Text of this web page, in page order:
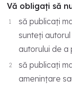
Vă obligați să
să publicați
sunteți
autorului de a
să publicați
amenințare